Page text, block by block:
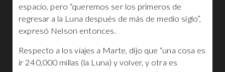
espacio, pero “queremos ser los primeros de
regresar a la Luna después de más de medio siglo”,
expresó Nelson entonces.
Respecto a los viajes a Marte, dijo que “una cosa es
ir 240,000 millas (la Luna) y volver, y otra es